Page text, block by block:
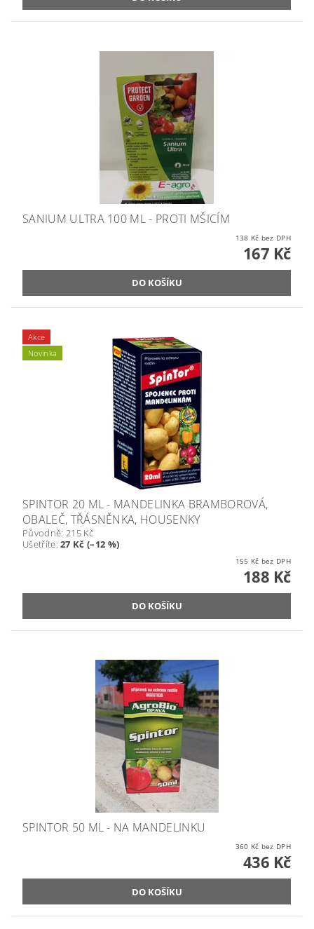
SANIUM ULTRA 100 ML - PROTI MŠICÍM
138 Kč bez DPH
167 Kč
Akce
Novinka
SPINTOR 20 ML - MANDELINKA BRAMBOROVÁ,
OBALEČ, TŘÁSNĚNKA, HOUSENKY
Původně: 215 Kč
Ušetříte:27 Kč (–12 %)
155 Kč bez DPH
188 Kč
SPINTOR 50 ML - NA MANDELINKU
360 Kč bez DPH
436 Kč